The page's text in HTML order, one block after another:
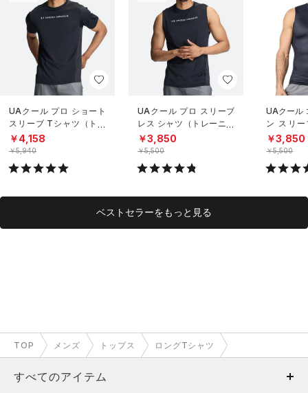
UAクール プロ ショート
スリーブ Tシャツ（トレ
ーニング/MEN）
￥4,158
￥5,940
UAクール プロ スリーブ
レス シャツ（トレーニン
グ/MEN）
￥3,850
￥5,500
UAクール
ン スリ
（トレー
￥3,850
￥5,500
ベストセラーをもっと見る
TOP メンズ トップス ロングTシャツ
すべてのアイテム